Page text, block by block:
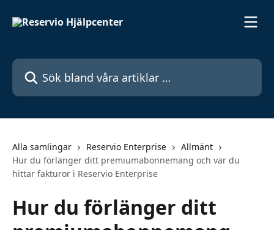
Sök bland våra artiklar …
Alla samlingar Reservio Enterprise
Allmänt
Hur du förlänger ditt premiumabonnemang och var du
hittar fakturor i Reservio Enterprise
Hur du förlänger ditt